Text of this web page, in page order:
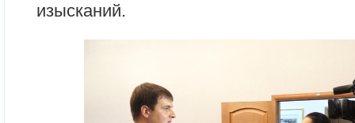
изысканий.